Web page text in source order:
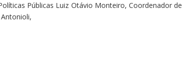
Públicas Luiz Otávio Monteiro, Coordenador de